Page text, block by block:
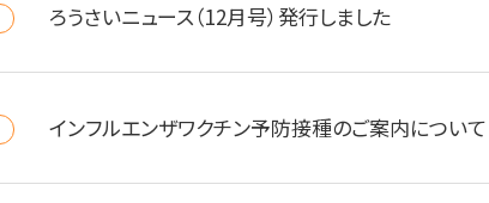
ろうさいニュース（12月号）発行しました
インフルエンザワクチン予防接種のご案内について